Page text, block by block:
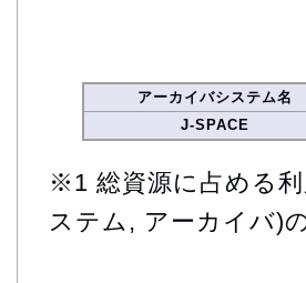
アーカイバシステム名
J-SPACE
※1 総資源に占める
ステム, アーカイバ)